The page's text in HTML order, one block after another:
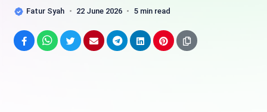
Fatur Syah 22 June 2026 5 min read